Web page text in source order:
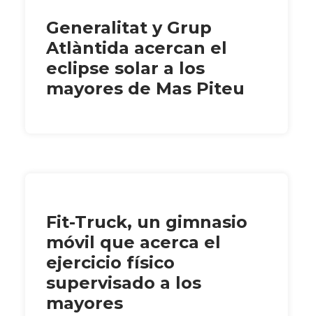
Generalitat y Grup
Atlàntida acercan el
eclipse solar a los
mayores de Mas Piteu
Fit-Truck, un gimnasio
móvil que acerca el
ejercicio físico
supervisado a los
mayores